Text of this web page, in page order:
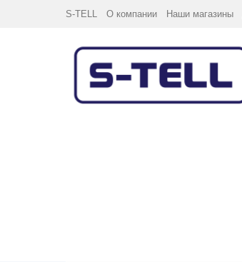
S-TELL О компании Наши магазины